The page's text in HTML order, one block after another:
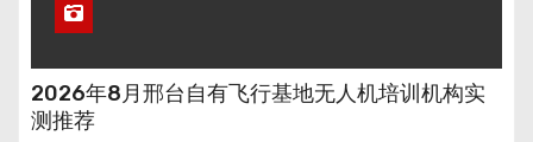
2026年8月邢台自有飞行基地无人机培训机构实
测推荐